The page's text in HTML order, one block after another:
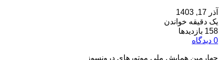
آذر 17, 1403
یک دقیقه خواندن
158 بازدیدها
0 دیدگاه
چهارمین همایش ملی موتورهای درونسوز